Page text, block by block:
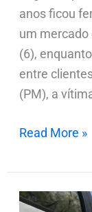
anos ficou
um mercado
(6),
entre
(PM), a
Read More »
Mulher